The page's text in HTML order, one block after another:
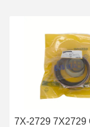
7X-2729 7X2729